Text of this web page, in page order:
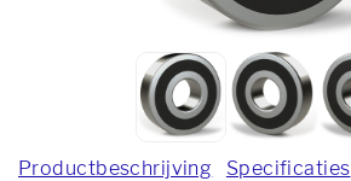
Productbeschrijving Specificaties